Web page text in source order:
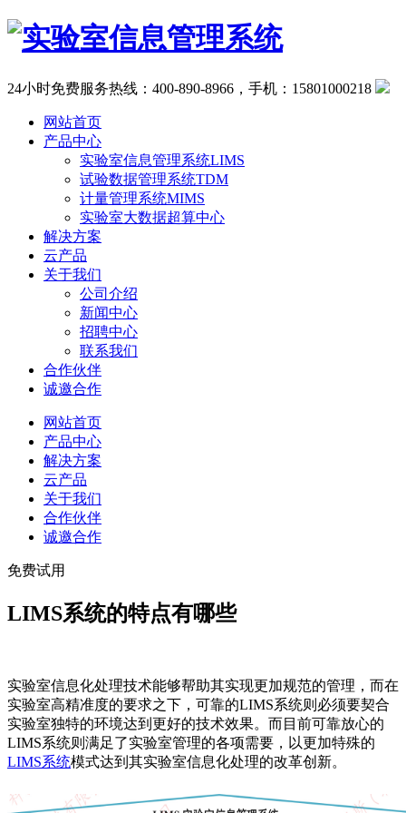
24小时免费服务热线：400-890-8966，手机：15801000218
网站首页
产品中心
实验室信息管理系统LIMS
试验数据管理系统TDM
计量管理系统MIMS
实验室大数据超算中心
解决方案
云产品
关于我们
公司介绍
新闻中心
招聘中心
联系我们
合作伙伴
诚邀合作
网站首页
产品中心
解决方案
云产品
关于我们
合作伙伴
诚邀合作
免费试用
LIMS系统的特点有哪些
实验室信息化处理技术能够帮助其实现更加规范的管理，而在
实验室高精准度的要求之下，可靠的LIMS系统则必须要契合
实验室独特的环境达到更好的技术效果。而目前可靠放心的
LIMS系统则满足了实验室管理的各项需要，以更加特殊的
LIMS系统模式达到其实验室信息化处理的改革创新。